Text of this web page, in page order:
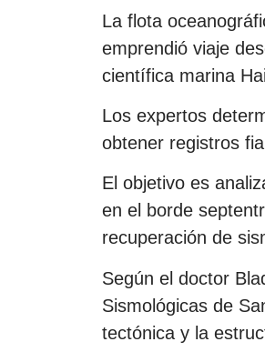
La flota
emprendió viaje
científica marina
Los expertos
obtener registros
El objetivo es
en el borde
recuperación de
Según el doctor
Sismológicas de
tectónica y la